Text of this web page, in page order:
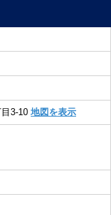
3-10 地図を表示